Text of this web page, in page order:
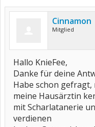
Cinnamon
Mitglied
Hallo KnieFee,
Danke für deine
Habe schon
meine Hausärztin
mit Scharlatanerie
verdienen